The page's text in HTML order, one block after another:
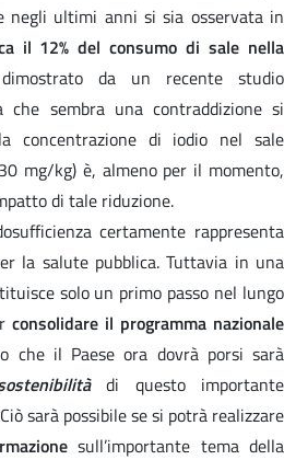
negli ultimi anni si sia osservata in
il 12% del consumo di sale nella
da un recente studio
che sembra una contraddizione si
concentrazione di iodio nel sale
mg/kg) è, almeno per il momento,
di tale riduzione.
certamente rappresenta
la salute pubblica. Tuttavia in una
solo un primo passo nel lungo
consolidare il programma nazionale
che il Paese ora dovrà porsi sarà
di questo importante
sarà possibile se si potrà realizzare
sull’importante tema della